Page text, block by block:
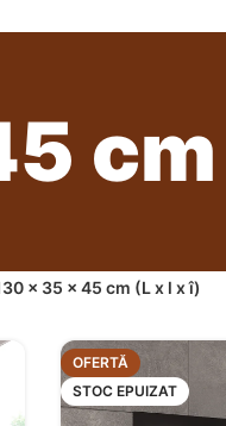
x 35 x 45 cm (L x l x î)
OFERTĂ
STOC EPUIZAT